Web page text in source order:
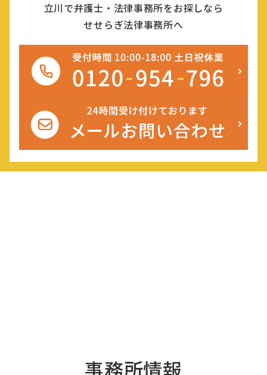
立川で弁護士・法律事務所をお探しなら
せせらぎ法律事務所へ
事務所情報